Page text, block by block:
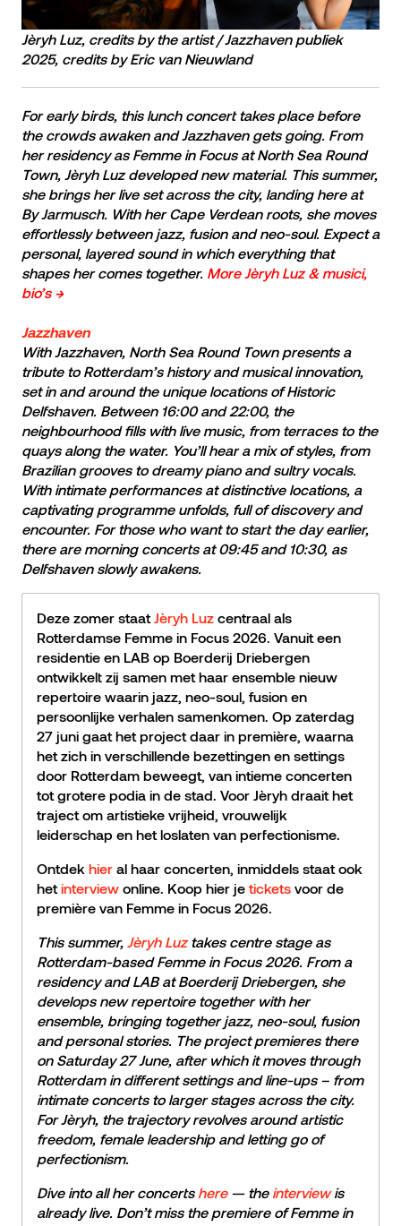
Jèryh Luz, credits by the artist / Jazzhaven publiek
2025, credits by Eric van Nieuwland
For early birds, this lunch concert takes place before
the crowds awaken and Jazzhaven gets going. From
her residency as Femme in Focus at North Sea Round
Town, Jèryh Luz developed new material. This summer,
she brings her live set across the city, landing here at
By Jarmusch. With her Cape Verdean roots, she moves
effortlessly between jazz, fusion and neo-soul. Expect a
personal, layered sound in which everything that
shapes her comes together. More Jèryh Luz & musici,
bio’s →
Jazzhaven
With Jazzhaven, North Sea Round Town presents a
tribute to Rotterdam’s history and musical innovation,
set in and around the unique locations of Historic
Delfshaven. Between 16:00 and 22:00, the
neighbourhood fills with live music, from terraces to the
quays along the water. You’ll hear a mix of styles, from
Brazilian grooves to dreamy piano and sultry vocals.
With intimate performances at distinctive locations, a
captivating programme unfolds, full of discovery and
encounter. For those who want to start the day earlier,
there are morning concerts at 09:45 and 10:30, as
Delfshaven slowly awakens.
Deze zomer staatJèryh Luz centraal als
Rotterdamse Femme in Focus 2026. Vanuit een
residentie en LAB op Boerderij Driebergen
ontwikkelt zij samen met haar ensemble nieuw
repertoire waarin jazz, neo-soul, fusion en
persoonlijke verhalen samenkomen. Op zaterdag
27 juni gaat het project daar in première, waarna
het zich in verschillende bezettingen en settings
door Rotterdam beweegt, van intieme concerten
tot grotere podia in de stad. Voor Jèryh draait het
traject om artistieke vrijheid, vrouwelijk
leiderschap en het loslaten van perfectionisme.
Ontdek hier al haar concerten, inmiddels staat ook
hetinterview online. Koop hier je tickets voor de
première van Femme in Focus 2026.
This summer, Jèryh Luztakes centre stage as
Rotterdam-based Femme in Focus 2026. From a
residency and LAB at Boerderij Driebergen, she
develops new repertoire together with her
ensemble, bringing together jazz, neo-soul, fusion
and personal stories. The project premieres there
on Saturday 27 June, after which it moves through
Rotterdam in different settings and line-ups – from
intimate concerts to larger stages across the city.
For Jèryh, the trajectory revolves around artistic
freedom, female leadership and letting go of
perfectionism.
Dive into all her concerts here— the interviewis
already live. Don’t miss the premiere of Femme in